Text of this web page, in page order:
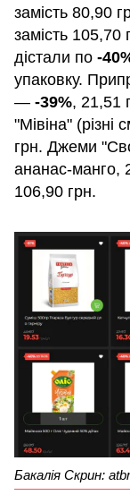
замість 80,90
замість 105,70
дістали по -
упаковку.
— -39%, 21,51
"Мівіна" (різні
грн. Джеми
ананас-манго,
106,90 грн.
Бакалія Скрин: